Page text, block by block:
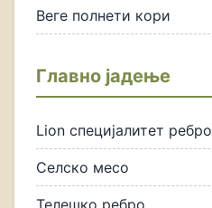
Веге полнети кори
Главно јадење
Lion специјалитет ребро
Селско месо
Телешко ребро